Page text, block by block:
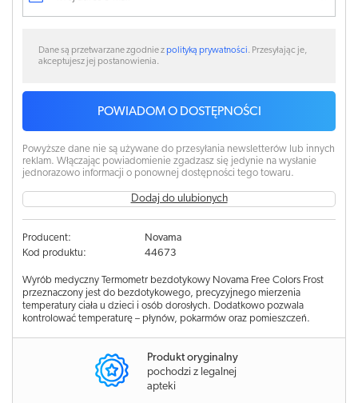
Dane są przetwarzane zgodnie zpolityką prywatności. Przesyłając je,
akceptujesz jej postanowienia.
POWIADOM O DOSTĘPNOŚCI
Powyższe dane nie są używane do przesyłania newsletterów lub innych
reklam. Włączając powiadomienie zgadzasz się jedynie na wysłanie
jednorazowo informacji o ponownej dostępności tego towaru.
Dodaj do ulubionych
Producent:
Novama
Kod produktu:
44673
Wyrób medyczny Termometr bezdotykowy Novama Free Colors Frost
przeznaczony jest do bezdotykowego, precyzyjnego mierzenia
temperatury ciała u dzieci i osób dorosłych. Dodatkowo pozwala
kontrolować temperaturę – płynów, pokarmów oraz pomieszczeń.
Produkt oryginalny
pochodzi z legalnej
apteki